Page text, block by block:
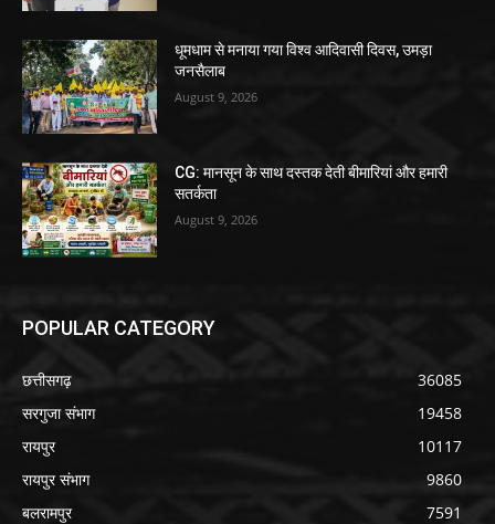
धूमधाम से मनाया गया विश्व आदिवासी दिवस, उमड़ा
जनसैलाब
August 9, 2026
CG: मानसून के साथ दस्तक देती बीमारियां और हमारी
सतर्कता
August 9, 2026
POPULAR CATEGORY
छत्तीसगढ़
36085
सरगुजा संभाग
19458
रायपुर
10117
रायपुर संभाग
9860
बलरामपुर
7591